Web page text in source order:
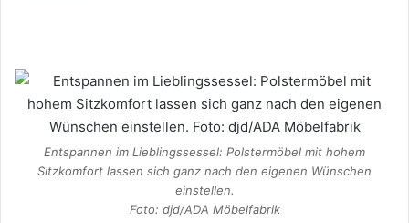
Entspannen im Lieblingssessel: Polstermöbel mit hohem
Sitzkomfort lassen sich ganz nach den eigenen Wünschen
einstellen.
Foto: djd/ADA Möbelfabrik